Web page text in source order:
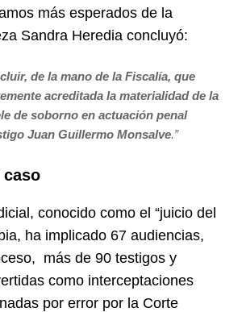
más esperados de la
Sandra Heredia concluyó:
de la mano de la Fiscalía, que
acreditada la materialidad de la
de soborno en actuación penal
Juan Guillermo Monsalve.”
caso
conocido como el “juicio del
ha implicado 67 audiencias,
más de 90 testigos y
como interceptaciones
por error por la Corte